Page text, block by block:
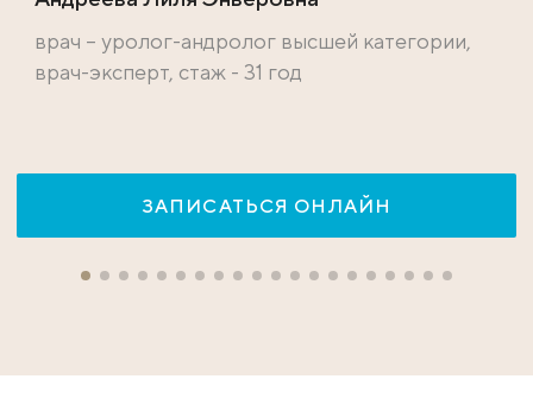
врач – уролог-андролог высшей категории,
врач-эксперт, стаж - 31 год
ЗАПИСАТЬСЯ ОНЛАЙН